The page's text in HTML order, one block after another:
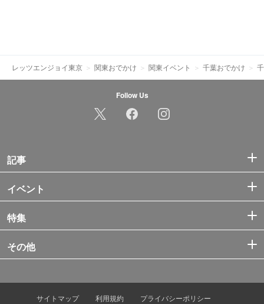
レッツエンジョイ東京 関東おでかけ 関東イベント 千葉おでかけ
Follow Us
記事
イベント
特集
その他
サイトマップ 利用規約 プライバシーポリシー